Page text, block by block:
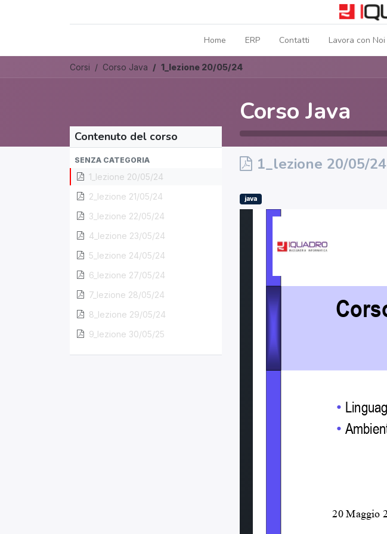
Home ERP Contatti Lavora con Noi
Corsi Corso Java 1_lezione 20/05/24
Corso Java
Contenuto del corso
SENZA CATEGORIA
1_lezione 20/05/24
2_lezione 21/05/24
3_lezione 22/05/24
4_lezione 23/05/24
5_lezione 24/05/24
6_lezione 27/05/24
7_lezione 28/05/24
8_lezione 29/05/24
9_lezione 30/05/25
1_lezione 20/05/24
java